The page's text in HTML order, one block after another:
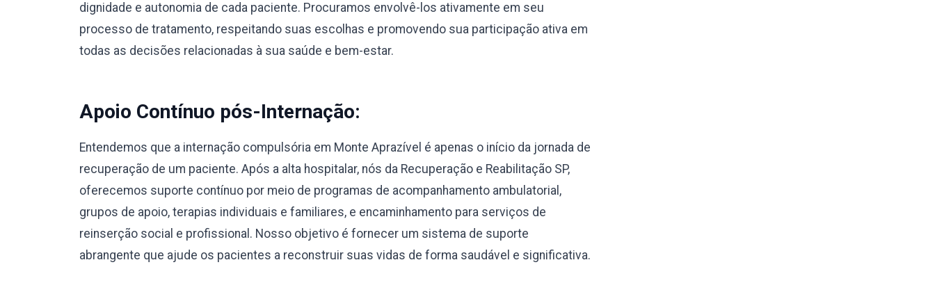
dignidade e autonomia de cada paciente. Procuramos envolvê-los ativamente em seu
processo de tratamento, respeitando suas escolhas e promovendo sua participação ativa em
todas as decisões relacionadas à sua saúde e bem-estar.
Apoio Contínuo pós-Internação:
Entendemos que a internação compulsória em Monte Aprazível é apenas o início da jornada de
recuperação de um paciente. Após a alta hospitalar, nós da Recuperação e Reabilitação SP,
oferecemos suporte contínuo por meio de programas de acompanhamento ambulatorial,
grupos de apoio, terapias individuais e familiares, e encaminhamento para serviços de
reinserção social e profissional. Nosso objetivo é fornecer um sistema de suporte
abrangente que ajude os pacientes a reconstruir suas vidas de forma saudável e significativa.